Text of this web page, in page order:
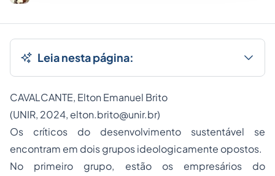
Leia nesta página:
CAVALCANTE, Elton Emanuel Brito
(UNIR, 2024, elton.brito@unir.br)
Os críticos do desenvolvimento sustentável se
encontram em dois grupos ideologicamente opostos.
No primeiro grupo, estão os empresários do